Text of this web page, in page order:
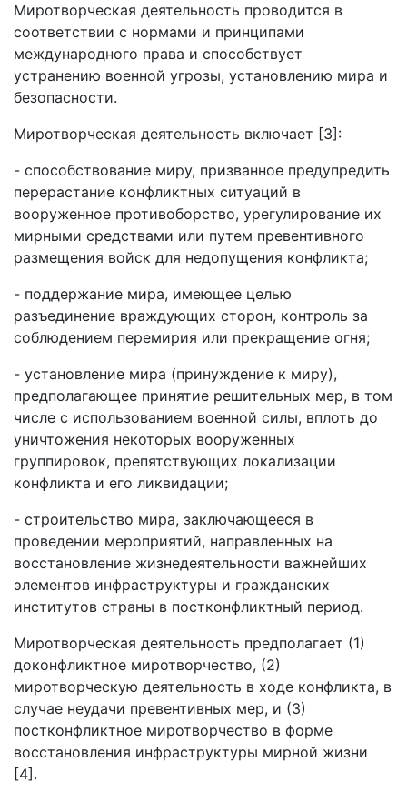
Миротворческая деятельность проводится в
соответствии с нормами и принципами
международного права и способствует
устранению военной угрозы, установлению мира и
безопасности.
Миротворческая деятельность включает [3]:
- способствование миру, призванное предупредить
перерастание конфликтных ситуаций в
вооруженное противоборство, урегулирование их
мирными средствами или путем превентивного
размещения войск для недопущения конфликта;
- поддержание мира, имеющее целью
разъединение враждующих сторон, контроль за
соблюдением перемирия или прекращение огня;
- установление мира (принуждение к миру),
предполагающее принятие решительных мер, в том
числе с использованием военной силы, вплоть до
уничтожения некоторых вооруженных
группировок, препятствующих локализации
конфликта и его ликвидации;
- строительство мира, заключающееся в
проведении мероприятий, направленных на
восстановление жизнедеятельности важнейших
элементов инфраструктуры и гражданских
институтов страны в постконфликтный период.
Миротворческая деятельность предполагает (1)
доконфликтное миротворчество, (2)
миротворческую деятельность в ходе конфликта, в
случае неудачи превентивных мер, и (3)
постконфликтное миротворчество в форме
восстановления инфраструктуры мирной жизни
[4].